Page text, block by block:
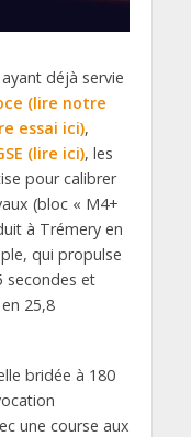
déjà servie
(lire notre
essai ici),
(lire ici), les
pour calibrer
(bloc « M4+
à Trémery en
qui propulse
secondes et
25,8
bridée à 180
une course aux